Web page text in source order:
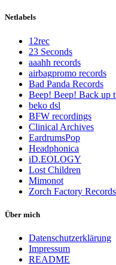
Netlabels
12rec
23 Seconds
aaahh records
airbagpromo records
Bad Panda Records
Beep! Beep! Back up
beko dsl
BFW recordings
Clinical Archives
EardrumsPop
Headphonica
iD.EOLOGY
Lost Children
Mimonot
Zorch Factory Records
Über mich
Datenschutzerklärung
Impressum
README